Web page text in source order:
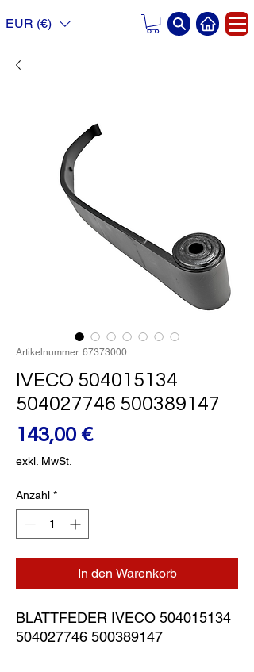
EUR (€)
Artikelnummer: 67373000
IVECO 504015134
504027746 500389147
143,00 €Preis
exkl. MwSt.
Anzahl *
In den Warenkorb
BLATTFEDER IVECO 504015134
504027746 500389147